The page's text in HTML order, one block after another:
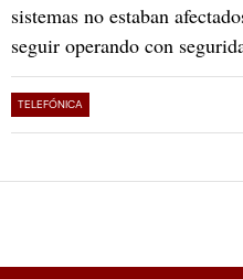
sistemas no estaban
seguir operando con
TELEFÓNICA